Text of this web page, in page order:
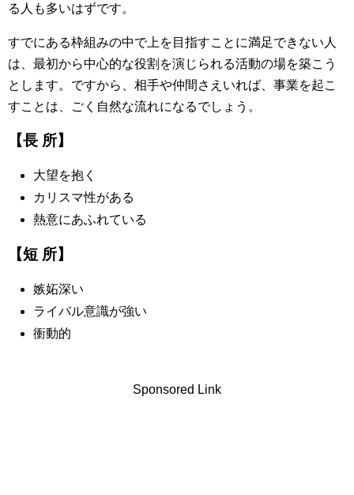
る人も多いはずです。
すでにある枠組みの中で上を目指すことに満足できない人
は、最初から中心的な役割を演じられる活動の場を築こう
とします。ですから、相手や仲間さえいれば、事業を起こ
すことは、ごく自然な流れになるでしょう。
【長 所】
大望を抱く
カリスマ性がある
熱意にあふれている
【短 所】
嫉妬深い
ライバル意識が強い
衝動的
Sponsored Link